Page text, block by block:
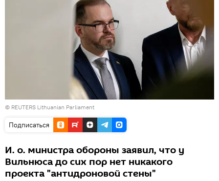
© REUTERS Lithuanian Parliament
Подписаться
И. о. министра обороны заявил, что у
Вильнюса до сих пор нет никакого
проекта "антидроновой стены"